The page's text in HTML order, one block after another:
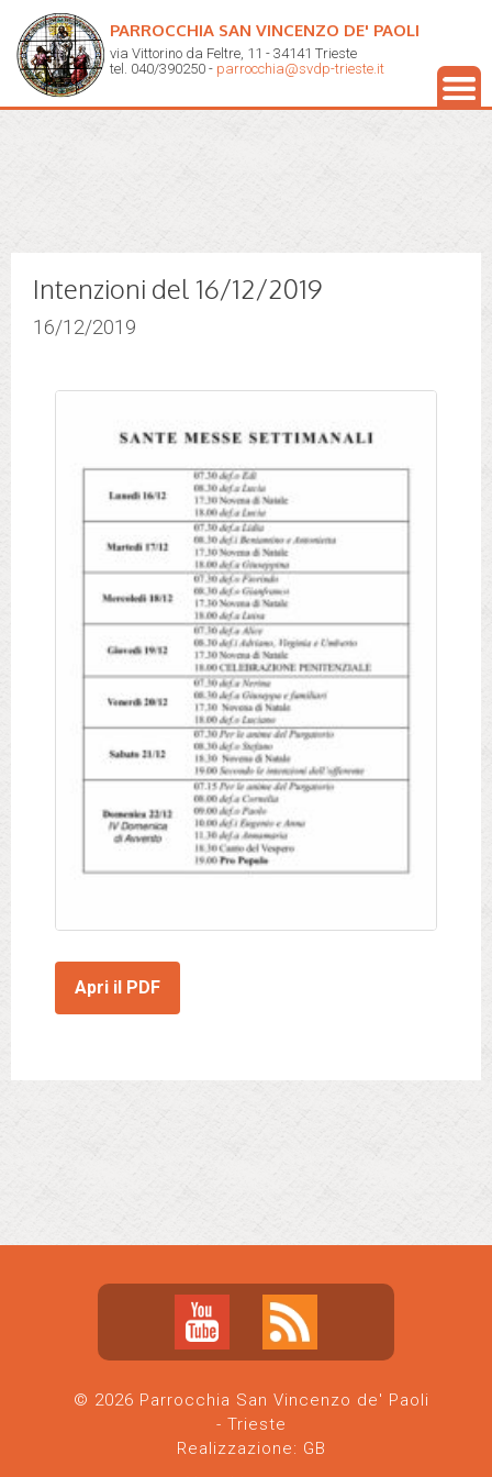
PARROCCHIA SAN VINCENZO DE' PAOLI
via Vittorino da Feltre, 11 - 34141 Trieste
tel. 040/390250 - parrocchia@svdp-trieste.it
Intenzioni del 16/12/2019
16/12/2019
Apri il PDF
© 2026 Parrocchia San Vincenzo de' Paoli
- Trieste
Realizzazione: GB